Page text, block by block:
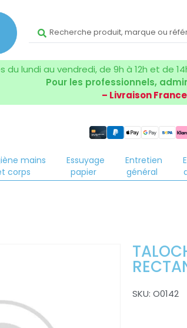
lundi au vendredi, de 9h à 12h et de
Pour les professionnels,
– Livraison
mains
corps
Essuyage
papier
Entretien
général
SKU: O0142